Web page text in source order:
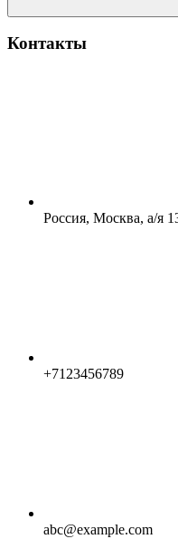
Контакты
Россия, Москва, а/я
+7123456789
abc@example.com